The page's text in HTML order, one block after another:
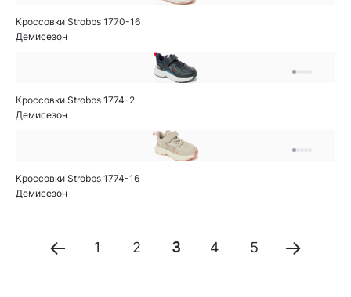
Кроссовки Strobbs 1770-16
Демисезон
Кроссовки Strobbs 1774-2
Демисезон
Кроссовки Strobbs 1774-16
Демисезон
1 2 3 4 5